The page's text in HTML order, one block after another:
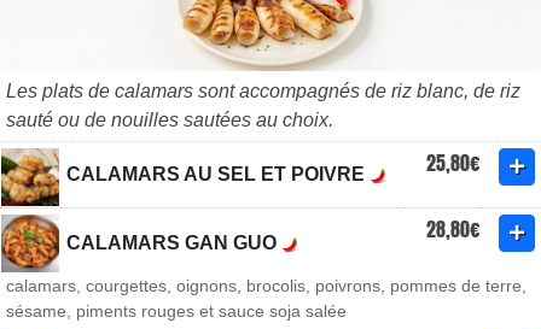
Les plats de calamars sont accompagnés de riz blanc, de riz
sauté ou de nouilles sautées au choix.
CALAMARS AU SEL ET POIVRE 25,80€
CALAMARS GAN GUO 28,80€
calamars, courgettes, oignons, brocolis, poivrons, pommes de terre,
sésame, piments rouges et sauce soja salée